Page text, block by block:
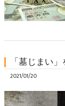
「墓じまい
2021/01/20